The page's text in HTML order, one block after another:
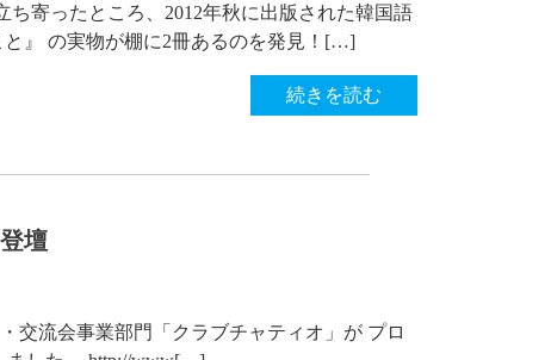
寄ったところ、2012年秋に出版された韓国語
』 の実物が棚に2冊あるのを発見！[…]
続きを読む
壇
交流会事業部門「クラブチャティオ」が プロ